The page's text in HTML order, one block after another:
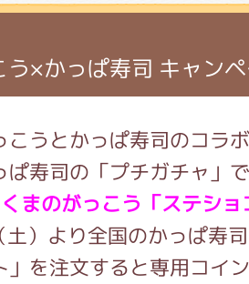
う×かっぱ寿司 キャン
こうとかっぱ寿司のコラ
ぱ寿司の「プチガチャ」
くまのがっこう「ステシ
）より全国のかっぱ寿
」を注文すると専用コイ
紹介
ンフォメーション
ンフォメーション